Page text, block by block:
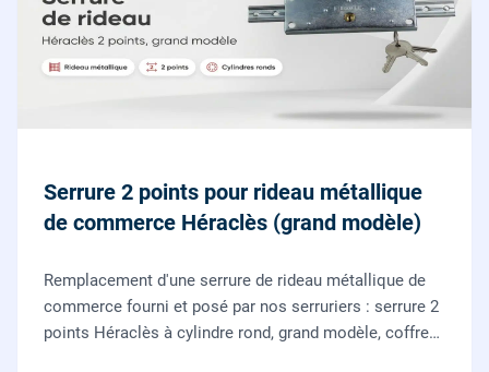
Serrure 2 points pour rideau métallique
de commerce Héraclès (grand modèle)
Remplacement d'une serrure de rideau métallique de
commerce fourni et posé par nos serruriers : serrure 2
points Héraclès à cylindre rond, grand modèle, coffre